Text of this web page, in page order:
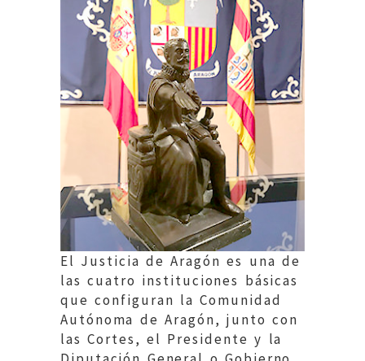
El Justicia de Aragón es una de
las cuatro instituciones básicas
que configuran la Comunidad
Autónoma de Aragón, junto con
las Cortes, el Presidente y la